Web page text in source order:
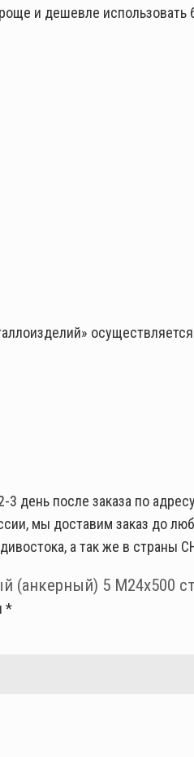
и дешевле
после заказа по
мы доставим заказ до
а так же в страны
5 М24х500
*